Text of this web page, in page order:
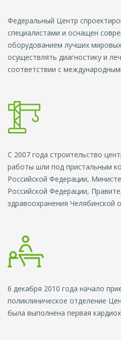
Федеральный Центр
специалистами и оснащен
оборудованием лучших
осуществлять диагностику и
соответствии с
С 2007 года строительство
работы шли под пристальным
Российской Федерации,
Российской Федерации,
здравоохранения Челябинской
6 декабря 2010 года начало
поликлиническое отделение
была выполнена первая